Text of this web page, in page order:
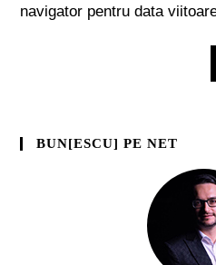
navigator pentru data
BUN[ESCU] PE NET